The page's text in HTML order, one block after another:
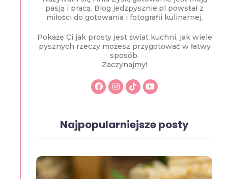
pasją i pracą. Blog jedzpysznie.pl powstał z
miłości do gotowania i fotografii kulinarnej.
Pokażę Ci jak prosty jest świat kuchni, jak wiele
pysznych rzeczy możesz przygotować w łatwy
sposób.
Zaczynajmy!
Najpopularniejsze posty